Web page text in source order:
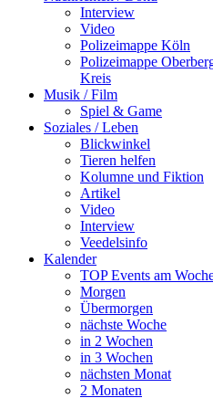
Interview
Video
Polizeimappe Köln
Polizeimappe
Kreis
Musik / Film
Spiel & Game
Soziales / Leben
Blickwinkel
Tieren helfen
Kolumne und Fiktion
Artikel
Video
Interview
Veedelsinfo
Kalender
TOP Events am
Morgen
Übermorgen
nächste Woche
in 2 Wochen
in 3 Wochen
nächsten Monat
2 Monaten